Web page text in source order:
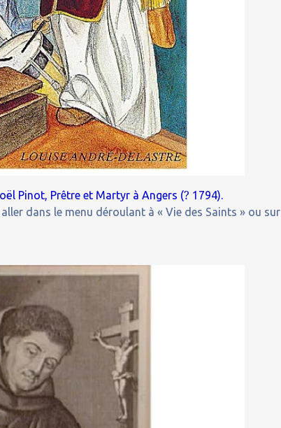
Pinot, Prêtre et Martyr à Angers (? 1794).
dans le menu déroulant à « Vie des Saints » ou sur